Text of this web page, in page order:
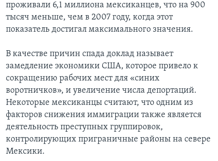
проживали 6,1 миллиона мексиканцев, что на 900
тысяч меньше, чем в 2007 году, когда этот
показатель достигал максимального значения.
В качестве причин спада доклад называет
замедление экономики США, которое привело к
сокращению рабочих мест для «синих
воротничков», и увеличение числа депортаций.
Некоторые мексиканцы считают, что одним из
факторов снижения иммиграции также является
деятельность преступных группировок,
контролирующих приграничные районы на севере
Мексики.